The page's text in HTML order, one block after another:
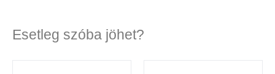
Esetleg szóba jöhet?